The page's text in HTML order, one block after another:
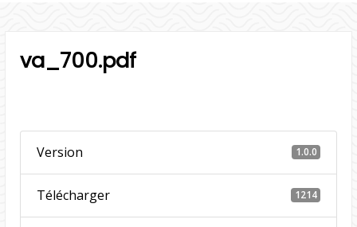
va_700.pdf
Version 1.0.0
Télécharger 1214